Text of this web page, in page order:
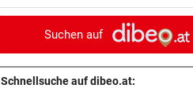
stürmte Wohnung in Liesing
„STOPPLICHT“-KOLUMNE vor 40
Wie Schoitl und Kneisser im
„Kaisermühlen Blues“
Suchen auf
Schnellsuche auf dibeo.at: